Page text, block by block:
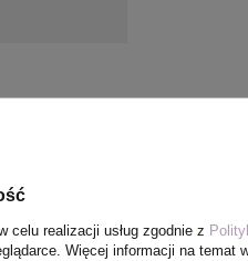
celu realizacji usług zgodnie z
Więcej informacji na